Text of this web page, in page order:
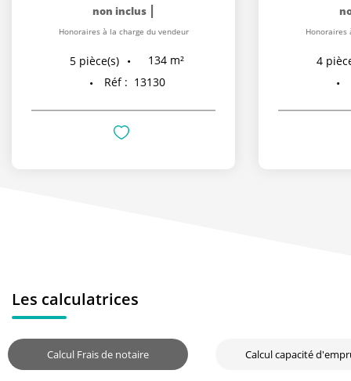
non inclus |
Honoraires à la charge du vendeur
5 pièce(s) 134 m²
Réf : 13130
Honoraires
4
Les calculatrices
Calcul Frais de notaire Calcul capacité